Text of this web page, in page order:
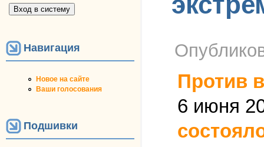
Навигация
Новое на сайте
Ваши голосования
Подшивки
Против
6 июня